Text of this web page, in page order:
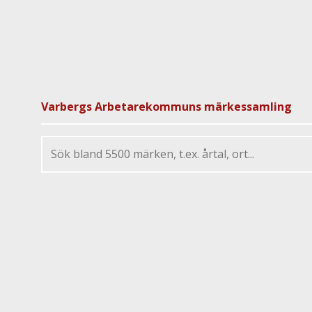
Varbergs Arbetarekommuns märkessamling